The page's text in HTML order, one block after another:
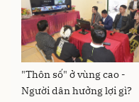
"Thôn số" ở vùng cao -
Người dân hưởng lợi gì?